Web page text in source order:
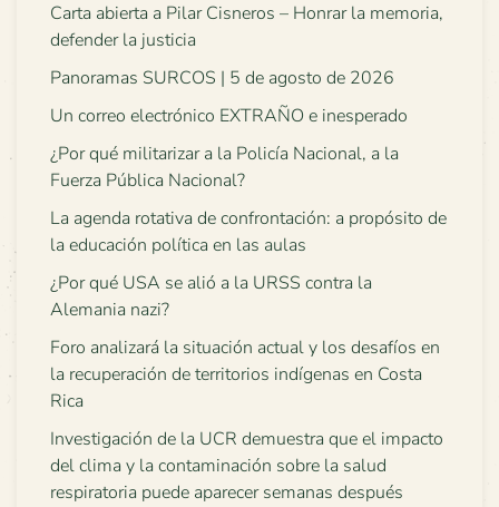
Carta abierta a Pilar Cisneros – Honrar la memoria,
defender la justicia
Panoramas SURCOS | 5 de agosto de 2026
Un correo electrónico EXTRAÑO e inesperado
¿Por qué militarizar a la Policía Nacional, a la
Fuerza Pública Nacional?
La agenda rotativa de confrontación: a propósito de
la educación política en las aulas
¿Por qué USA se alió a la URSS contra la
Alemania nazi?
Foro analizará la situación actual y los desafíos en
la recuperación de territorios indígenas en Costa
Rica
Investigación de la UCR demuestra que el impacto
del clima y la contaminación sobre la salud
respiratoria puede aparecer semanas después